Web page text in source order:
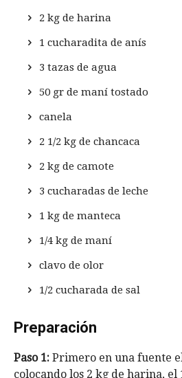
2 kg de harina
1 cucharadita de anís
3 tazas de agua
50 gr de maní tostado
canela
2 1/2 kg de chancaca
2 kg de camote
3 cucharadas de leche
1 kg de manteca
1/4 kg de maní
clavo de olor
1/2 cucharada de sal
Preparación
Paso 1: Primero en una fuente
colocando los 2 kg de harina, el